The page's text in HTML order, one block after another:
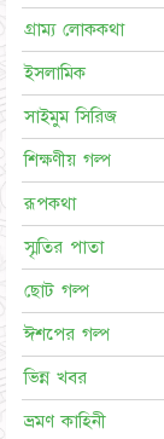
গ্রাম্য লোককথা
ইসলামিক
সাইমুম সিরিজ
শিক্ষণীয় গল্প
রূপকথা
স্মৃতির পাতা
ছোট গল্প
ঈশপের গল্প
ভিন্ন খবর
ভ্রমণ কাহিনী